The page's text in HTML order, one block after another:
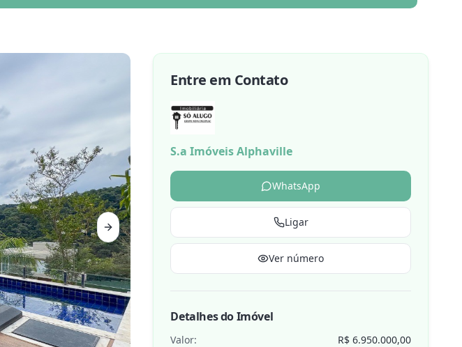
Next slide
Entre em Contato
S.a Imóveis Alphaville
WhatsApp
Ligar
Ver número
Detalhes do Imóvel
Valor:
R$ 6.950.000,00